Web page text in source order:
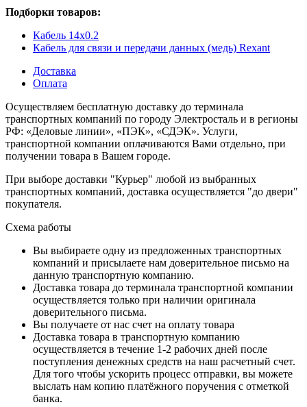
Подборки товаров:
Кабель 14x0.2
Кабель для связи и передачи данных (медь) Rexant
Доставка
Оплата
Осуществляем бесплатную доставку до терминала
транспортных компаний по городу Электросталь и в регионы
РФ: «Деловые линии», «ПЭК», «СДЭК». Услуги,
транспортной компании оплачиваются Вами отдельно, при
получении товара в Вашем городе.
При выборе доставки "Курьер" любой из выбранных
транспортных компаний, доставка осуществляется "до двери"
покупателя.
Схема работы
Вы выбираете одну из предложенных транспортных
компаний и присылаете нам доверительное письмо на
данную транспортную компанию.
Доставка товара до терминала транспортной компании
осуществляется только при наличии оригинала
доверительного письма.
Вы получаете от нас счет на оплату товара
Доставка товара в транспортную компанию
осуществляется в течение 1-2 рабочих дней после
поступления денежных средств на наш расчетный счет.
Для того чтобы ускорить процесс отправки, вы можете
выслать нам копию платёжного поручения с отметкой
банка.